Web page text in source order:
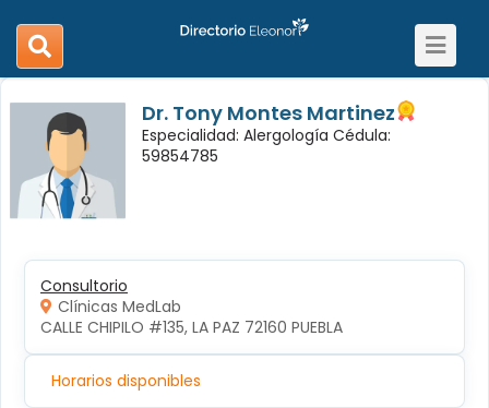
search
navigation
Toggle
Dr. Tony Montes Martinez
Especialidad: Alergología Cédula:
59854785
Consultorio
Clínicas MedLab
CALLE CHIPILO #135, LA PAZ 72160 PUEBLA
Horarios disponibles